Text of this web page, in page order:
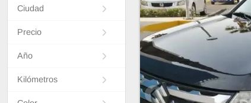
Ciudad
Precio
Año
Kilómetros